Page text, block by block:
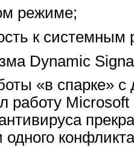
режиме;
к системным
Dynamic
«в спарке» с
работу